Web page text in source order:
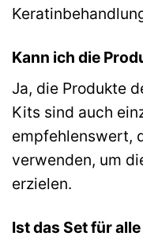
Kann ich die
Ja, die Produkte
Kits sind auch
empfehlenswert,
verwenden, um
erzielen.
Ist das Set für